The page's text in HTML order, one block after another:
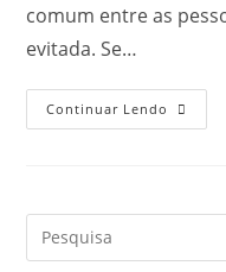
comum entre as
evitada. Se…
Continuar Lendo